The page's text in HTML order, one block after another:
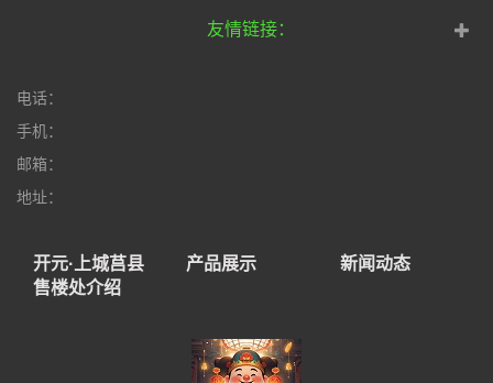
友情链接：
电话：
手机：
邮箱：
地址：
开元·上城莒县
售楼处介绍
产品展示 新闻动态